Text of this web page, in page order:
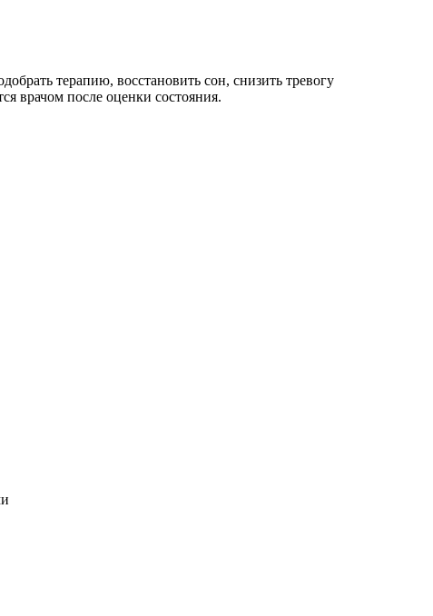
терапию, восстановить сон, снизить тревогу
врачом после оценки состояния.